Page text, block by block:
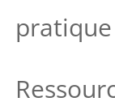
pratique